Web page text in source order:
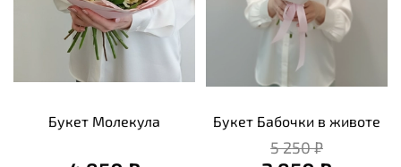
Букет Молекула Букет Бабочки в животе
5 250 ₽